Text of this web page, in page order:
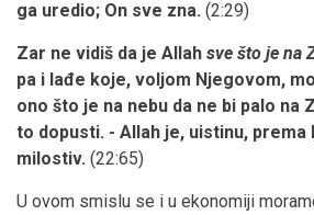
ga uredio; On sve zna. (2:29)
Zar ne vidiš da je Allah sve što je na
pa i lađe koje, voljom Njegovom,
ono što je na nebu da ne bi palo na
to dopusti. - Allah je, uistinu, prema
milostiv. (22:65)
U ovom smislu se i u ekonomiji